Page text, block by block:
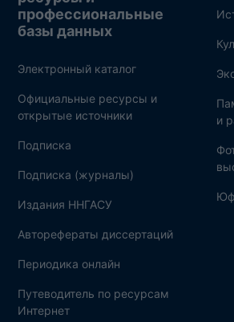
профессиональные
базы данных
Электронный каталог
Официальные ресурсы и
открытые источники
Подписка
Подписка (журналы)
Издания ННГАСУ
Авторефераты диссертаций
Периодика онлайн
Путеводитель по ресурсам
Интернет
и